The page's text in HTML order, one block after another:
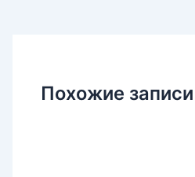
Похожие записи